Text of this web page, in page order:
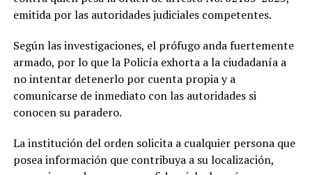
emitida por las autoridades judiciales competentes.
Según las investigaciones, el prófugo anda fuertemente
armado, por lo que la Policía exhorta a la ciudadanía a
no intentar detenerlo por cuenta propia y a
comunicarse de inmediato con las autoridades si
conocen su paradero.
La institución del orden solicita a cualquier persona que
posea información que contribuya a su localización,